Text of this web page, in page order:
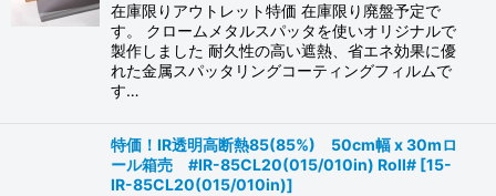
在庫限りアウトレット特価 在庫限り廃盤予定で
す。 クロームメタルスパッタを使いオリジナルで
製作しました 耐久性の高い遮熱、省エネ効果に優
れた金属スパッタリングコーティングフィルムで
す…
特価！IR透明高断熱85(85%) 50cm幅 x 30mロ
ール箱売 #IR-85CL20(015/010in) Roll# [15-
IR-85CL20(015/010in)]